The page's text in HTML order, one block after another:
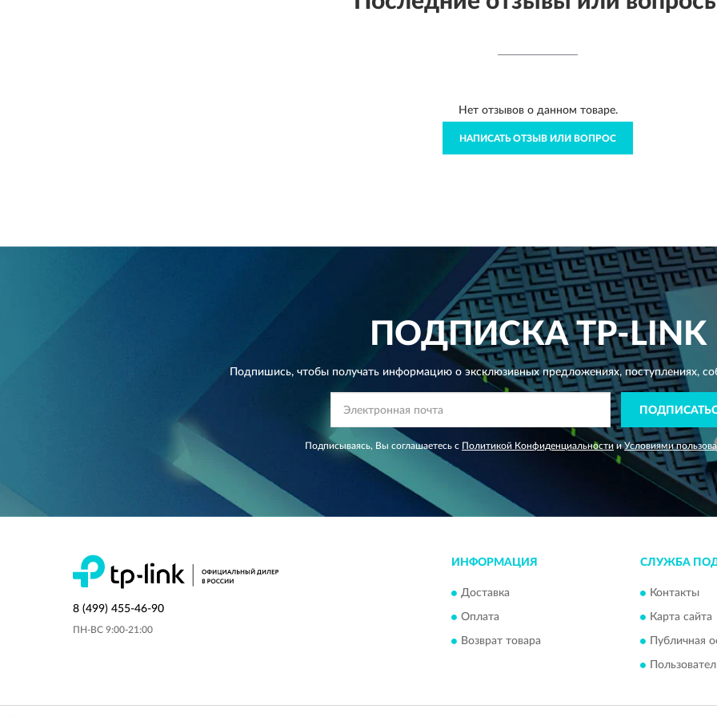
Нет отзывов о данном товаре.
НАПИСАТЬ ОТЗЫВ ИЛИ ВОПРОС
ПОДПИСКАTP-LINK
Подпишись, чтобы получать информацию о эксклюзивных предложениях,поступлениях,
Подписываясь, Вы соглашаетесь с Политикой Конфиденциальности иУсловиями
8 (499) 455-46-90
ПН-ВС 9:00-21:00
ИНФОРМАЦИЯ
Доставка
Оплата
Возврат товара
СЛУЖБА
Контакты
Карта сайта
Публичная